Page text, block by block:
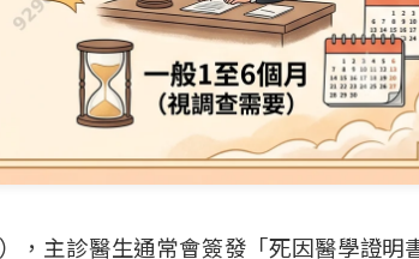
主診醫生通常會簽發「死因醫學證明